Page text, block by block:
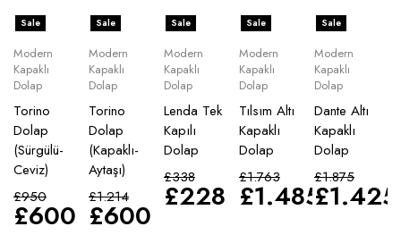
Sale
Modern
Kapaklı
Dolap
Torino
Dolap
(Sürgülü-
Ceviz)
£950
£600
Sale
Modern
Kapaklı
Dolap
Torino
Dolap
(Kapaklı-
Aytaşı)
£1.214
£600
Sale
Modern
Kapaklı
Dolap
Lenda Tek
Kapılı
Dolap
£338
£228
Sale
Modern
Kapaklı
Dolap
Tılsım Altı
Kapaklı
Dolap
£1.763
£1.485
Sale
Modern
Kapaklı
Dolap
Dante Altı
Kapaklı
Dolap
£1.875
£1.425